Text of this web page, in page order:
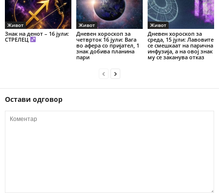
Живот
Знак на денот – 16 јули:
СТРЕЛЕЦ
Живот
Дневен хороскоп за
четврток 16 јули: Вага
во афера со пријател, 1
знак добива планина
пари
Живот
Дневен хороскоп за
среда, 15 јули: Лавовите
се смешкаат на парична
инфузија, а на овој знак
му се заканува отказ
Остави одговор